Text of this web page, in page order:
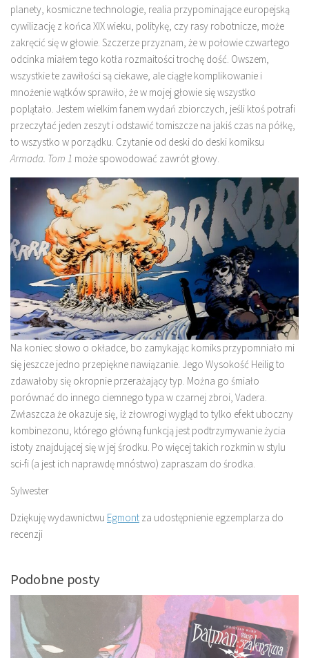
planety, kosmiczne technologie, realia przypominające europejską
cywilizację z końca XIX wieku, politykę, czy rasy robotnicze, może
zakręcić się w głowie. Szczerze przyznam, że w połowie czwartego
odcinka miałem tego kotła rozmaitości trochę dość. Owszem,
wszystkie te zawiłości są ciekawe, ale ciągłe komplikowanie i
mnożenie wątków sprawiło, że w mojej głowie się wszystko
poplątało. Jestem wielkim fanem wydań zbiorczych, jeśli ktoś potrafi
przeczytać jeden zeszyt i odstawić tomiszcze na jakiś czas na półkę,
to wszystko w porządku. Czytanie od deski do deski komiksu
Armada. Tom 1 może spowodować zawrót głowy.
Na koniec słowo o okładce, bo zamykając komiks przypomniało mi
się jeszcze jedno przepiękne nawiązanie. Jego Wysokość Heilig to
zdawałoby się okropnie przerażający typ. Można go śmiało
porównać do innego ciemnego typa w czarnej zbroi, Vadera.
Zwłaszcza że okazuje się, iż złowrogi wygląd to tylko efekt uboczny
kombinezonu, którego główną funkcją jest podtrzymywanie życia
istoty znajdującej się w jej środku. Po więcej takich rozkmin w stylu
sci-fi (a jest ich naprawdę mnóstwo) zapraszam do środka.
Sylwester
Dziękuję wydawnictwu Egmont za udostępnienie egzemplarza do
recenzji
Podobne posty